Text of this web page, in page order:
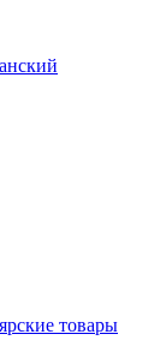
товары